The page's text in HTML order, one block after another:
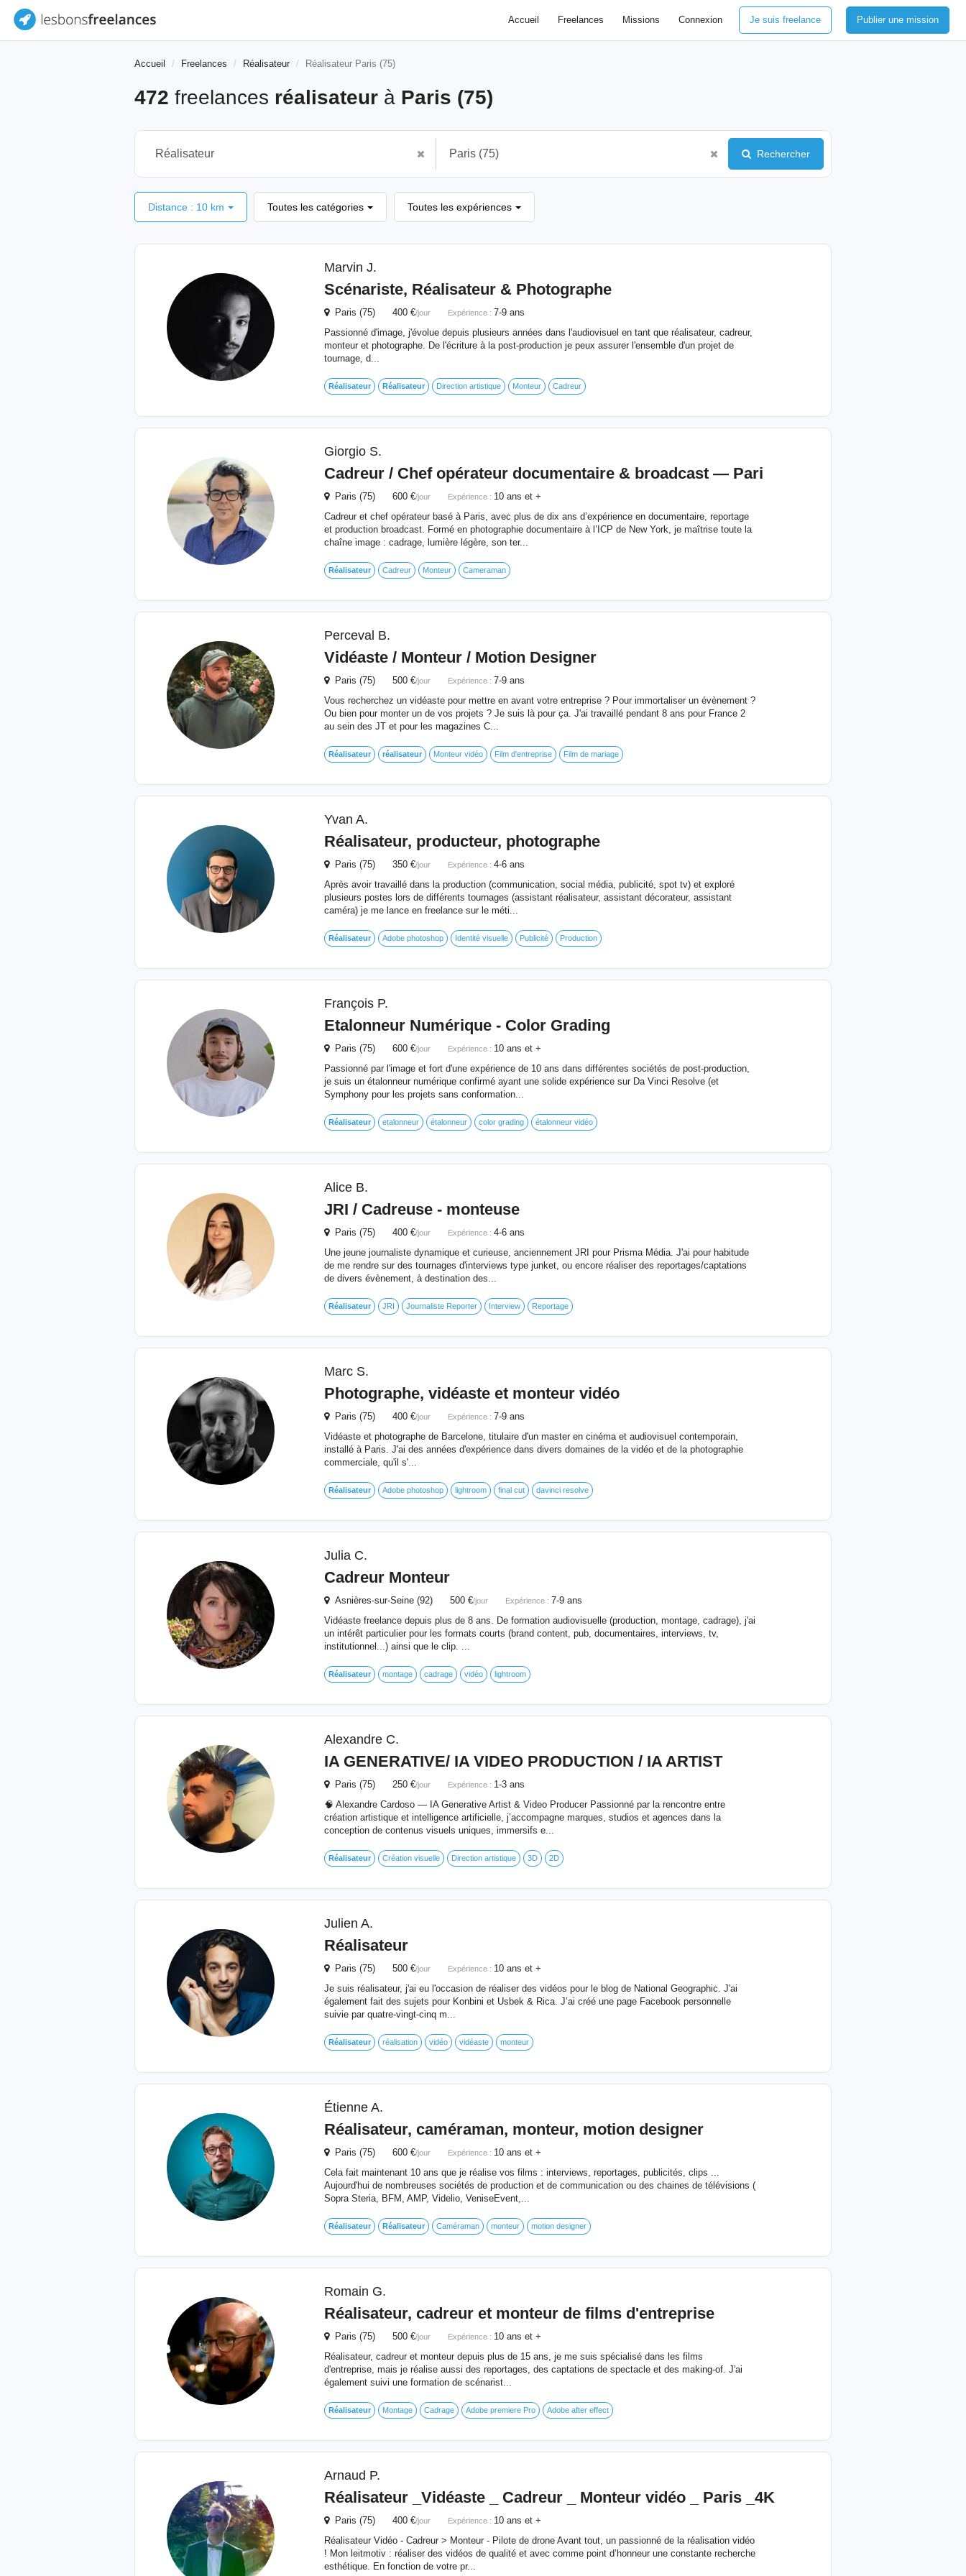
Accueil Freelances Missions Connexion Je suis freelance Publier une mission
Accueil Freelances Réalisateur Réalisateur Paris (75)
472 freelances réalisateur à Paris (75)
Rechercher
Distance : 10 km Toutes les catégories Toutes les expériences
Marvin J.
Scénariste, Réalisateur& Photographe
Paris (75) 400 €/jour Expérience : 7-9 ans
Passionné d'image, j'évolue depuis plusieurs années dans l'audiovisuel en tant que réalisateur, cadreur,
monteur et photographe. De l'écriture à la post-production je peux assurer l'ensemble d'un projet de
tournage, d...
Réalisateur Réalisateur Direction artistique Monteur Cadreur
Giorgio S.
Cadreur / Chef opérateur documentaire & broadcast — Pari
Paris (75) 600 €/jour Expérience : 10 ans et +
Cadreur et chef opérateur basé à Paris, avec plus de dix ans d’expérience en documentaire, reportage
et production broadcast. Formé en photographie documentaire à l’ICP de New York, je maîtrise toute la
chaîne image : cadrage, lumière légère, son ter...
Réalisateur Cadreur Monteur Cameraman
Perceval B.
Vidéaste / Monteur / Motion Designer
Paris (75) 500 €/jour Expérience : 7-9 ans
Vous recherchez un vidéaste pour mettre en avant votre entreprise ? Pour immortaliser un évènement ?
Ou bien pour monter un de vos projets ? Je suis là pour ça. J'ai travaillé pendant 8 ans pour France 2
au sein des JT et pour les magazines C...
Réalisateur réalisateur Monteur vidéo Film d'entreprise Film de mariage
Yvan A.
Réalisateur, producteur, photographe
Paris (75) 350 €/jour Expérience : 4-6 ans
Après avoir travaillé dans la production (communication, social média, publicité, spot tv) et exploré
plusieurs postes lors de différents tournages (assistant réalisateur, assistant décorateur, assistant
caméra) je me lance en freelance sur le méti...
Réalisateur Adobe photoshop Identité visuelle Publicité Production
François P.
Etalonneur Numérique - Color Grading
Paris (75) 600 €/jour Expérience : 10 ans et +
Passionné par l'image et fort d'une expérience de 10 ans dans différentes sociétés de post-production,
je suis un étalonneur numérique confirmé ayant une solide expérience sur Da Vinci Resolve (et
Symphony pour les projets sans conformation...
Réalisateur etalonneur étalonneur color grading étalonneur vidéo
Alice B.
JRI / Cadreuse - monteuse
Paris (75) 400 €/jour Expérience : 4-6 ans
Une jeune journaliste dynamique et curieuse, anciennement JRI pour Prisma Média. J'ai pour habitude
de me rendre sur des tournages d'interviews type junket, ou encore réaliser des reportages/captations
de divers évènement, à destination des...
Réalisateur JRI Journaliste Reporter Interview Reportage
Marc S.
Photographe, vidéaste et monteur vidéo
Paris (75) 400 €/jour Expérience : 7-9 ans
Vidéaste et photographe de Barcelone, titulaire d'un master en cinéma et audiovisuel contemporain,
installé à Paris. J'ai des années d'expérience dans divers domaines de la vidéo et de la photographie
commerciale, qu'il s'...
Réalisateur Adobe photoshop lightroom final cut davinci resolve
Julia C.
Cadreur Monteur
Asnières-sur-Seine (92) 500 €/jour Expérience : 7-9 ans
Vidéaste freelance depuis plus de 8 ans. De formation audiovisuelle (production, montage, cadrage), j'ai
un intérêt particulier pour les formats courts (brand content, pub, documentaires, interviews, tv,
institutionnel...) ainsi que le clip. ...
Réalisateur montage cadrage vidéo lightroom
Alexandre C.
IA GENERATIVE/ IA VIDEO PRODUCTION / IA ARTIST
Paris (75) 250 €/jour Expérience : 1-3 ans
🧠 Alexandre Cardoso — IA Generative Artist & Video Producer Passionné par la rencontre entre
création artistique et intelligence artificielle, j’accompagne marques, studios et agences dans la
conception de contenus visuels uniques, immersifs e...
Réalisateur Création visuelle Direction artistique 3D 2D
Julien A.
Réalisateur
Paris (75) 500 €/jour Expérience : 10 ans et +
Je suis réalisateur, j'ai eu l'occasion de réaliser des vidéos pour le blog de National Geographic. J'ai
également fait des sujets pour Konbini et Usbek & Rica. J’ai créé une page Facebook personnelle
suivie par quatre-vingt-cinq m...
Réalisateur réalisation vidéo vidéaste monteur
Étienne A.
Réalisateur, caméraman, monteur, motion designer
Paris (75) 600 €/jour Expérience : 10 ans et +
Cela fait maintenant 10 ans que je réalise vos films : interviews, reportages, publicités, clips ...
Aujourd'hui de nombreuses sociétés de production et de communication ou des chaines de télévisions (
Sopra Steria, BFM, AMP, Videlio, VeniseEvent,...
Réalisateur Réalisateur Caméraman monteur motion designer
Romain G.
Réalisateur, cadreur et monteur de films d'entreprise
Paris (75) 500 €/jour Expérience : 10 ans et +
Réalisateur, cadreur et monteur depuis plus de 15 ans, je me suis spécialisé dans les films
d'entreprise, mais je réalise aussi des reportages, des captations de spectacle et des making-of. J'ai
également suivi une formation de scénarist...
Réalisateur Montage Cadrage Adobe premiere Pro Adobe after effect
Arnaud P.
Réalisateur_Vidéaste _ Cadreur _ Monteur vidéo _ Paris _4K
Paris (75) 400 €/jour Expérience : 10 ans et +
Réalisateur Vidéo - Cadreur > Monteur - Pilote de drone Avant tout, un passionné de la réalisation vidéo
! Mon leitmotiv : réaliser des vidéos de qualité et avec comme point d’honneur une constante recherche
esthétique. En fonction de votre pr...